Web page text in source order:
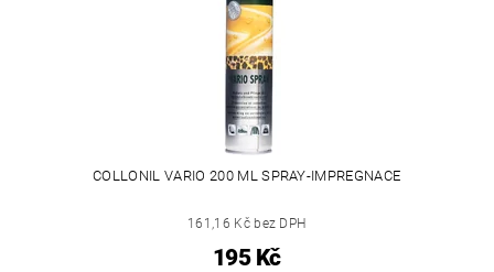
COLLONIL VARIO 200 ML SPRAY-IMPREGNACE
161,16 Kč bez DPH
195 Kč